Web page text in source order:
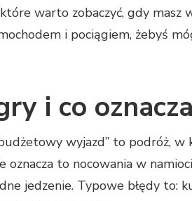
które warto zobaczyć, gdy
i pociągiem, żebyś
i co
wyjazd” to podróż,
oznacza to nocowania w
jedzenie. Typowe błędy